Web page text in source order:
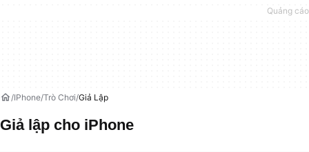
IPhone Trò Chơi Giả Lập
Giả lập cho iPhone